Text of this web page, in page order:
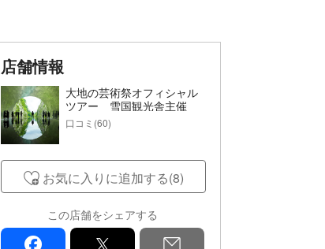
店舗情報
大地の芸術祭オフィシャル
ツアー 雪国観光舎主催
口コミ(60)
お気に入りに追加する(8)
この店舗をシェアする
facebook